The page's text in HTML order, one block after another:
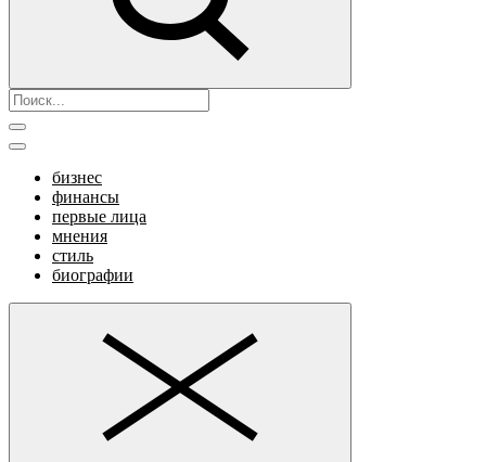
бизнес
финансы
первые лица
мнения
стиль
биографии